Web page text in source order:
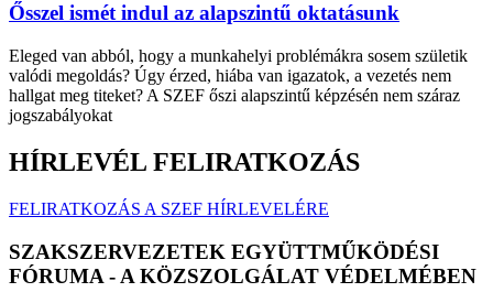
Ősszel ismét indul az alapszintű oktatásunk
Eleged van abból, hogy a munkahelyi problémákra sosem születik
valódi megoldás? Úgy érzed, hiába van igazatok, a vezetés nem
hallgat meg titeket? A SZEF őszi alapszintű képzésén nem száraz
jogszabályokat
HÍRLEVÉL FELIRATKOZÁS
FELIRATKOZÁS A SZEF HÍRLEVELÉRE
SZAKSZERVEZETEK EGYÜTTMŰKÖDÉSI
FÓRUMA - A KÖZSZOLGÁLAT VÉDELMÉBEN